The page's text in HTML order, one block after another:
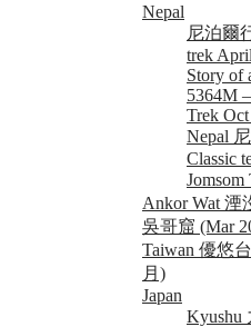
Nepal
尼泊爾
trek
Story of
5364M
Trek
Nepal
Classic
Ankor Wat 湮
吳哥窟 (Mar
Taiwan 優悠
月)
Japan
Kyushu